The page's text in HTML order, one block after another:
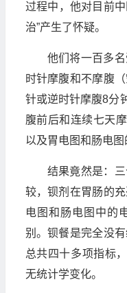
过程中，他对目前中
治”产生了怀疑。
他们将一百多
时针摩腹和不摩腹
针或逆时针摩腹8分
腹前后和连续七天
以及胃电图和肠电图
结果竟然是：
较，钡剂在胃肠的
电图和肠电图中的
别。钡餐是完全没
总共四十多项指标
无统计学变化。